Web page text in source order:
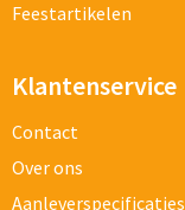
Feestartikelen
Klantenservice
Contact
Over ons
Aanleverspecificaties